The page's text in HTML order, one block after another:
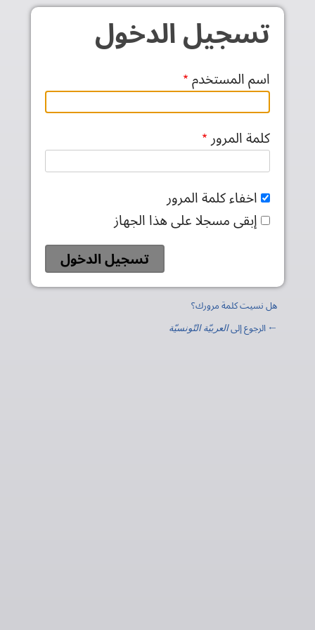
تجاوز إلى المحتوى الرئيسي
تسجيل الدخول
اسم المستخدم
كلمة المرور
اخفاء كلمة المرور
إبقى مسجلا على هذا الجهاز
هل نسيت كلمة مرورك؟
← الرجوع إلىالعربيّة التّونسيّة